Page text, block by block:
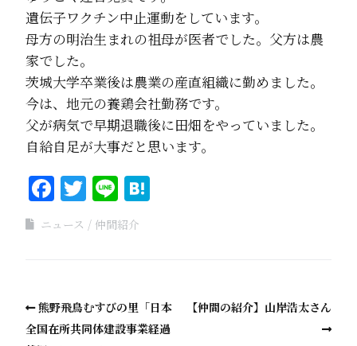
遺伝子ワクチン中止運動をしています。
母方の明治生まれの祖母が医者でした。父方は農
家でした。
茨城大学卒業後は農業の産直組織に勤めました。
今は、地元の養鶏会社勤務です。
父が病気で早期退職後に田畑をやっていました。
自給自足が大事だと思います。
Facebook
Twitter
Line
ニュース 仲間紹介
熊野飛鳥むすびの里「日本
全国在所共同体建設事業経過
【仲間の紹介】山岸浩太さん